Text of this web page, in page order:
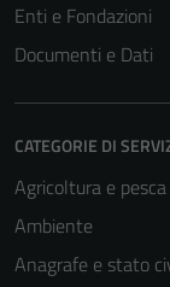
Enti e Fondazioni
Documenti e Dati
CATEGORIE DI
Agricoltura e pesca
Ambiente
Anagrafe e stato